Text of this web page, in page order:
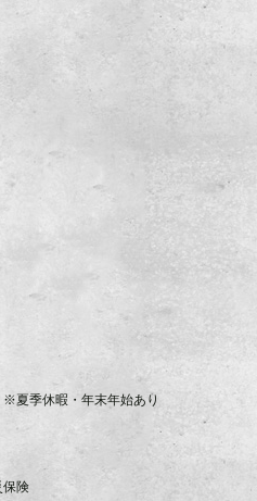
夏季休暇・年末年始あり
保険